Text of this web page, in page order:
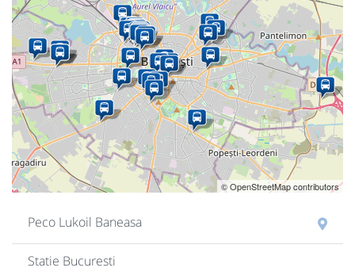
© OpenStreetMap contributors
Peco Lukoil Baneasa
Statie Bucuresti